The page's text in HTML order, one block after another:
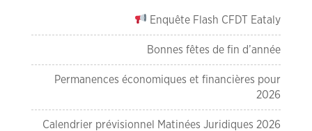
Enquête Flash CFDT Eataly
Bonnes fêtes de fin d’année
Permanences économiques et financières pour
2026
Calendrier prévisionnel Matinées Juridiques 2026